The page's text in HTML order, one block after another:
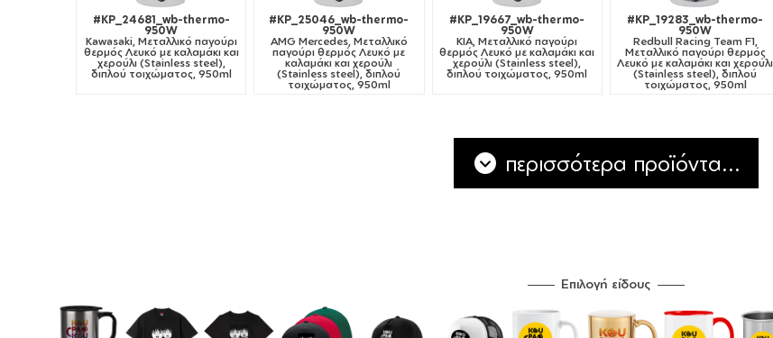
#KP_24681_wb-thermo-
950W
Kawasaki, Μεταλλικό παγούρι
θερμός Λευκό με καλαμάκι και
χερούλι (Stainless steel),
διπλού τοιχώματος, 950ml
#KP_25046_wb-thermo-
950W
AMG Mercedes, Μεταλλικό
παγούρι θερμός Λευκό με
καλαμάκι και χερούλι
(Stainless steel), διπλού
τοιχώματος, 950ml
#KP_19667_wb-thermo-
950W
KIA, Μεταλλικό παγούρι
θερμός Λευκό με καλαμάκι και
χερούλι (Stainless steel),
διπλού τοιχώματος, 950ml
#KP_19283_wb-thermo-
950W
Redbull Racing Team F1,
Μεταλλικό παγούρι θερμός
Λευκό με καλαμάκι και χερούλι
(Stainless steel), διπλού
τοιχώματος, 950ml
περισσότερα προϊόντα...
Επιλογή είδους